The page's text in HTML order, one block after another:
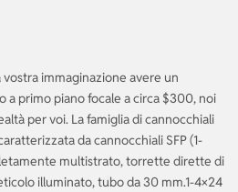
vostra immaginazione avere un
a primo piano focale a circa $300, noi
per voi. La famiglia di cannocchiali
da cannocchiali SFP (1-
multistrato, torrette dirette di
illuminato, tubo da 30 mm.1-4×24